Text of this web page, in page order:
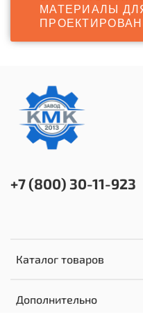
МАТЕРИАЛЫ
Каталог товаров
Дополнительно
+7 (800) 30-11-923